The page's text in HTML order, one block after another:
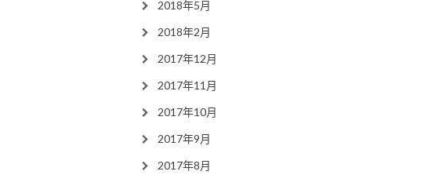
2018年5月
2018年2月
2017年12月
2017年11月
2017年10月
2017年9月
2017年8月